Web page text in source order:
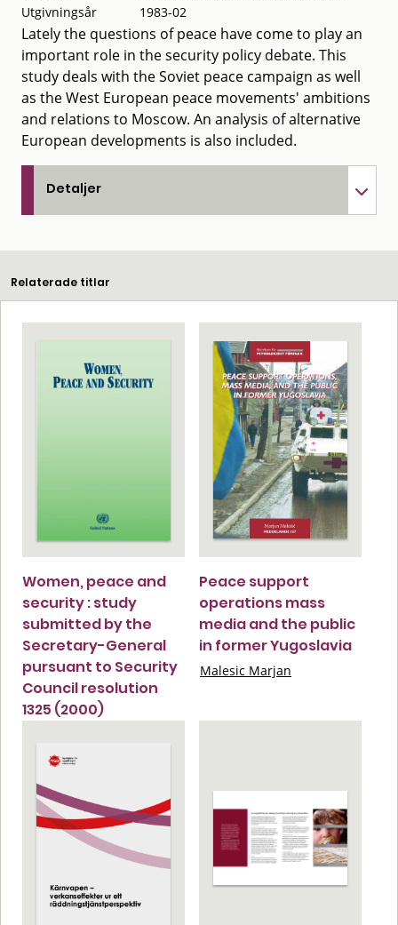
Utgivningsår
1983-02
Lately the questions of peace have come to play an
important role in the security policy debate. This
study deals with the Soviet peace campaign as well
as the West European peace movements' ambitions
and relations to Moscow. An analysis of alternative
European developments is also included.
Detaljer
Relaterade titlar
Women, peace and
security : study
submitted by the
Secretary-General
pursuant to Security
Council resolution
1325 (2000)
Peace support
operations mass
media and the public
in former Yugoslavia
Malesic Marjan